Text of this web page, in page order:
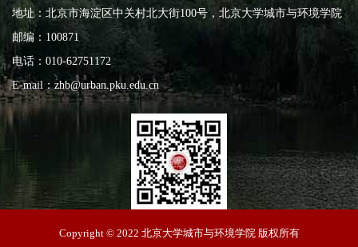
地址：北京市海淀区中关村北大街100号，北京大学城市与环境学院
大楼
邮编：100871
电话：010-62751172
E-mail：zhb@urban.pku.edu.cn
北京大学城市与环境学院
Copyright © 2022 北京大学城市与环境学院 版权所有